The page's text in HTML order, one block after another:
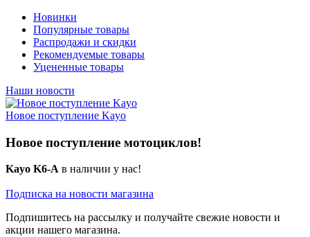
Новинки
Популярные товары
Распродажи и скидки
Рекомендуемые товары
Уцененные товары
Наши новости
Новое поступление Kayo
Новое поступление мотоциклов!
Kayo K6-A в наличии у нас!
Подписка на новости магазина
Подпишитесь на рассылку и получайте свежие новости и
акции нашего магазина.